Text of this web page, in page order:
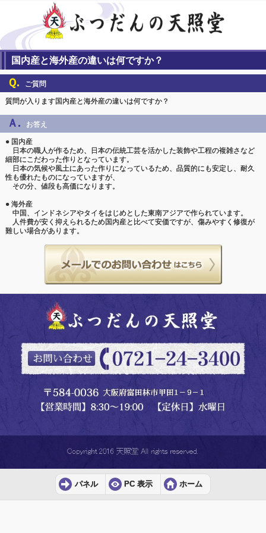
国内産と海外産の違いは何ですか？
Ｑ. ご質問
質問が入ります国内産と海外産の違いは何ですか？
Ａ. お答え
● 国内産
日本の職人が作るため、日本の伝統工芸を活かした装飾や工程の複雑さなど
細部にこだわった作りとなっています。
日本の気候や風土にあった作りになっているため、品質的にも安定し、耐久
性も優れたものになっていますが、
その分、値段も高価になります。
● 海外産
中国、インドネシアやタイをはじめとした東南アジアで作られています。
人件費が安く抑えられるため国内産と比べて安価ですが、傷みやすく修復が
難しい場合があります。
パネル PC 表示 ホーム